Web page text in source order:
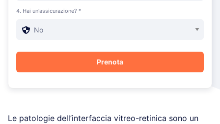
4. Hai un'assicurazione? *
Le patologie dell’interfaccia vitreo-retinica sono un